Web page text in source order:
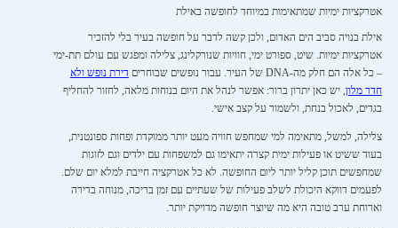
אטרקציות ימיות שמתאימות במיוחד לחופשה באילת
אילת בנויה סביב הים האדום, ולכן קשה לדבר על חופשה בעיר בלי להזכיר
אטרקציות ימיות. שיט, ספורט ימי, חוויות שנורקלינג, צלילה ומפגש עם עולם תת-ימי
– כל אלה הם חלק מה-DNA של העיר. עבור נופשים שבוחרים
דירת נופש ולא
חדר מלון, יש כאן יתרון ברור: אפשר לנהל את היום בנוחות מלאה, לחזור להחליף
בגדים, לאכול בנחת, ולשמור על קצב אישי.
צלילה, למשל, מתאימה למי שמחפש חוויה מעט יותר ממוקדת ופחות ספונטנית,
בעוד ששיט או פעילות ימית קצרה יתאימו גם למשפחות עם ילדים וגם לזוגות
שמחפשים תוכן קליל יותר ליום החופשה. לא כל אטרקציה חייבת למלא יום שלם.
לפעמים דווקא היכולת לשלב פעילות של שעתיים עם זמן בריכה, מנוחה בדירה
וארוחת ערב טובה היא מה שיוצר חופשה מדויקת יותר.